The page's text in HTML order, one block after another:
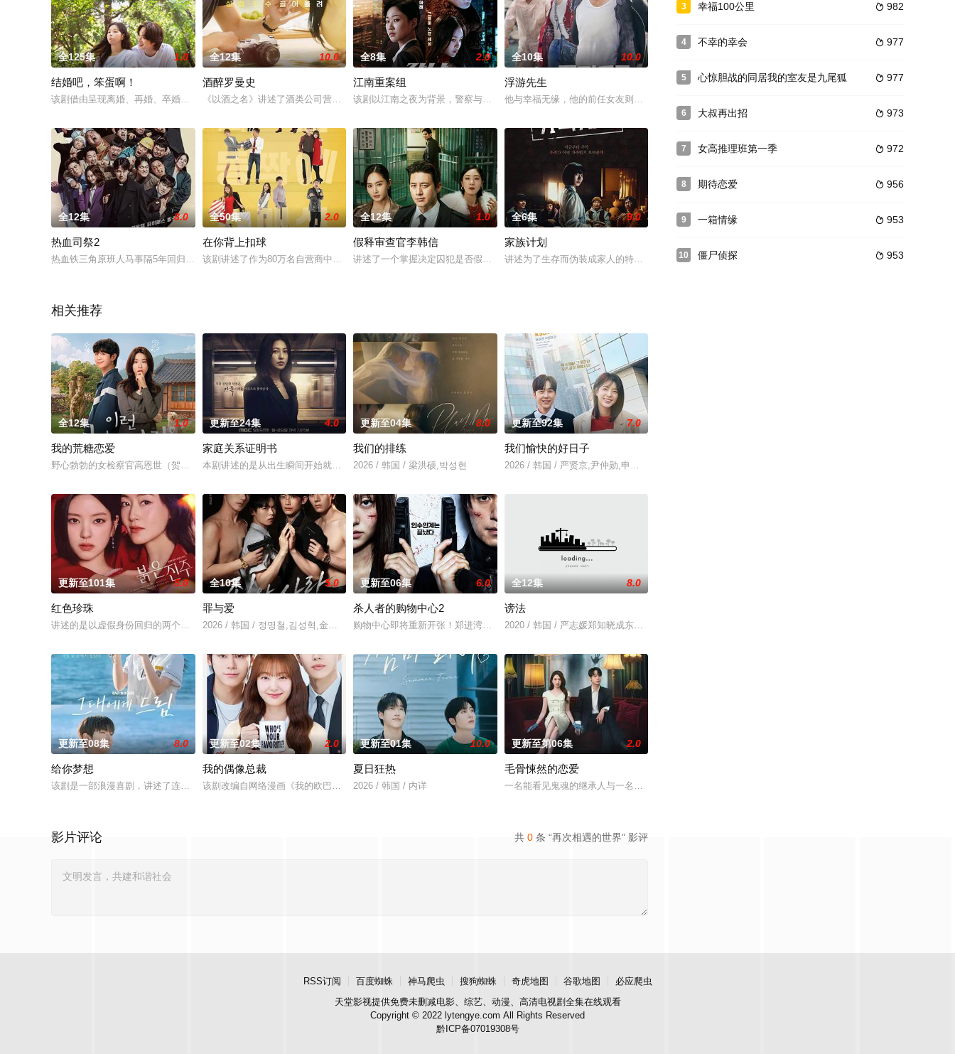
全125集 1.0
结婚吧，笨蛋啊！
该剧借由呈现离婚、再婚、卒婚等多样的婚姻样貌，探讨“幸福”的真正意义，是一部企图令
全12集 10.0
酒醉罗曼史
《以酒之名》讲述了酒类公司营业员女主人公和制作当地啤酒的男主人公的故事，是一部以酒
全8集 2.0
江南重案组
该剧以江南之夜为背景，警察与藏身于主流世界的解决师、还有检察官之间成为一队，去追逐
全10集 10.0
浮游先生
他与幸福无缘，他的前任女友则是郁郁寡欢的准新娘。两人被迫相依相伴，踏上他生命的最后
全12集 8.0
热血司祭2
热血铁三角原班人马事隔5年回归，天主教司祭金海日（金南佶 饰）、检察官朴京善（李荷
全50集 2.0
在你背上扣球
该剧讲述了作为80万名自营商中的一名自创业者，每年都站在停业边缘上的没落家长不断创
全12集 1.0
假释审查官李韩信
讲述了一个掌握决定囚犯是否假释的巨大权力的男人以自己的方式执行正义的故事。
全6集 9.0
家族计划
讲述为了生存而伪装成家人的特殊能力者们，面对威胁他们的穷凶极恶的犯罪分子，用与众不
相关推荐
全12集 1.0
我的荒糖恋爱
野心勃勃的女检察官高恩世（贺营 饰）意外失忆，住进拳击教练张泰河（丁海寅 饰）家中
更新至24集 4.0
家庭关系证明书
本剧讲述的是从出生瞬间开始就被打上家庭崩溃烙印的一个孩子和面对冷酷的偏见和命运，重
更新至04集 8.0
我们的排练
2026 / 韩国 / 梁洪硕,박성현
更新至92集 7.0
我们愉快的好日子
2026 / 韩国 / 严贤京,尹仲勋,申正允,尹多英,金惠玉,鲜于在德,尹多勋,文喜京,李商淑,郑孝彬,
更新至101集 5.0
红色珍珠
讲述的是以虚假身份回归的两个女人揭开隐藏在阿黛勒家的罪恶和真相的缜密而强烈的复仇故
全10集 5.0
罪与爱
2026 / 韩国 / 정명철,김성혁,金贤叙,정현웅
更新至06集 6.0
杀人者的购物中心2
购物中心即将重新开张！郑进湾（李栋旭 饰）和郑智安（金慧峻 饰）叔侄档再度联手，制
全12集 8.0
谤法
2020 / 韩国 / 严志媛郑知晓成东日赵敏修
更新至08集 8.0
给你梦想
该剧是一部浪漫喜剧，讲述了连一个梦想都无所畏惧的十几岁，被现实挡住而受挫的二十几岁
更新至02集 2.0
我的偶像总裁
该剧改编自网络漫画《我的欧巴是偶像》，是一部浪漫喜剧。讲述进入由前偶像兼CEO李灿
更新至01集 10.0
夏日狂热
2026 / 韩国 / 内详
更新至第06集 2.0
毛骨悚然的恋爱
一名能看见鬼魂的继承人与一名王牌检察官发现只要轻轻一碰，就能让他们成为异常高效率的
共 0 条 “再次相遇的世界” 影评
影片评论
3  982
幸福100公里
4  977
不幸的幸会
5  977
心惊胆战的同居我的室友是九尾狐
6  973
大叔再出招
7  972
女高推理班第一季
8  956
期待恋爱
9  953
一箱情缘
10  953
僵尸侦探
RSS订阅 百度蜘蛛 神马爬虫 搜狗蜘蛛 奇虎地图 谷歌地图
必应爬虫
天堂影视提供免费未删减电影、综艺、动漫、高清电视剧全集在线观看
Copyright © 2022 lytengye.com All Rights Reserved
黔ICP备07019308号